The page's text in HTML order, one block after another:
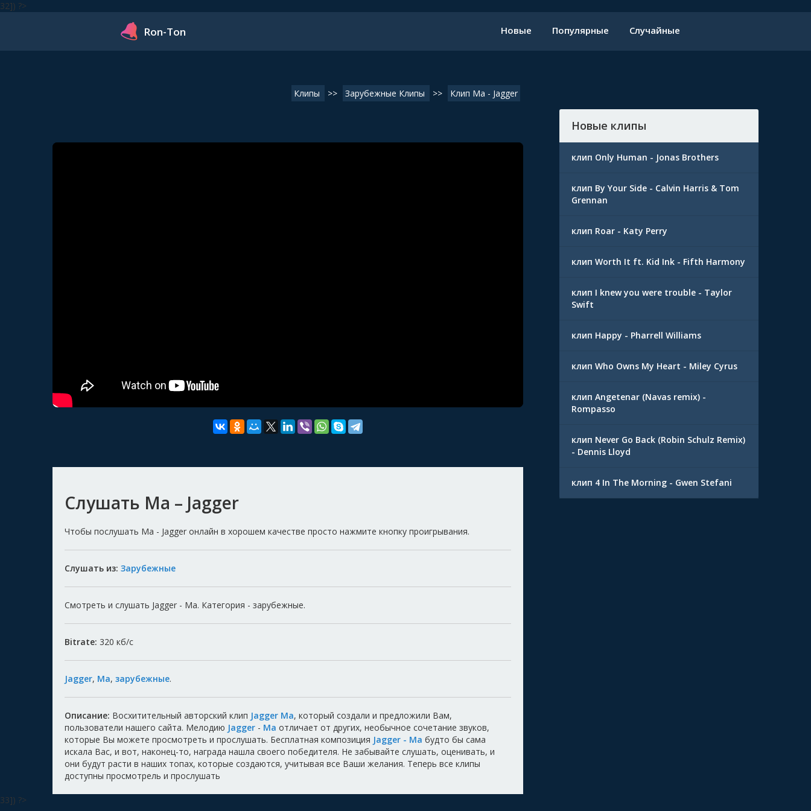
32]) ?>
Ron-Ton Новые Популярные Случайные
Клипы >> Зарубежные Клипы >> Клип Ma - Jagger
Слушать Ma – Jagger
Чтобы послушать Ma - Jagger онлайн в хорошем качестве просто нажмите кнопку проигрывания.
Слушать из: Зарубежные
Смотреть и слушать Jagger - Ma. Категория - зарубежные.
Bitrate: 320 кб/с
Jagger, Ma, зарубежные.
Описание: Восхитительный авторский клип Jagger Ma, который создали и предложили Вам,
пользователи нашего сайта. Мелодию Jagger - Ma отличает от других, необычное сочетание звуков,
которые Вы можете просмотреть и прослушать. Бесплатная композиция Jagger - Ma будто бы сама
искала Вас, и вот, наконец-то, награда нашла своего победителя. Не забывайте слушать, оценивать, и
они будут расти в наших топах, которые создаются, учитывая все Ваши желания. Теперь все клипы
доступны просмотрель и прослушать
Новые клипы
клип Only Human - Jonas Brothers
клип By Your Side - Calvin Harris & Tom
Grennan
клип Roar - Katy Perry
клип Worth It ft. Kid Ink - Fifth Harmony
клип I knew you were trouble - Taylor
Swift
клип Happy - Pharrell Williams
клип Who Owns My Heart - Miley Cyrus
клип Angetenar (Navas remix) -
Rompasso
клип Never Go Back (Robin Schulz Remix)
- Dennis Lloyd
клип 4 In The Morning - Gwen Stefani
33]) ?>